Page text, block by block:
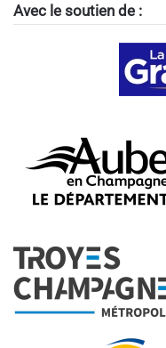
Avec le soutien de :